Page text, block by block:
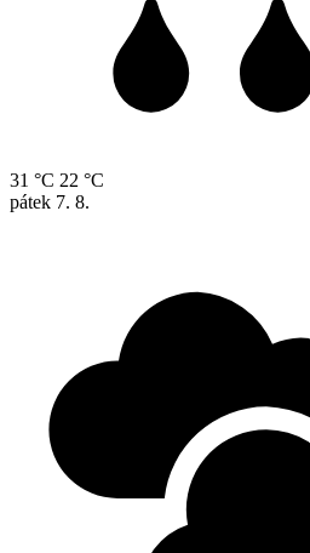
31 °C 22 °C
pátek 7. 8.